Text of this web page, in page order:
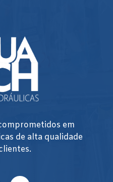
em
de alta qualidade